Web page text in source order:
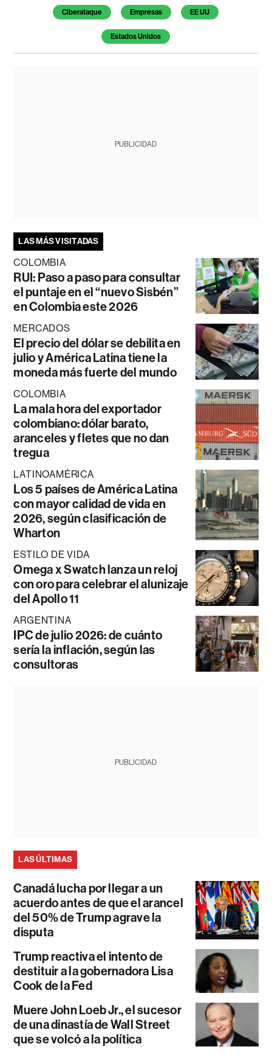
Ciberataque Empresas EE UU
Estados Unidos
PUBLICIDAD
LAS MÁS VISITADAS
COLOMBIA
RUI: Paso a paso para consultar
el puntaje en el “nuevo Sisbén”
en Colombia este 2026
MERCADOS
El precio del dólar se debilita en
julio y América Latina tiene la
moneda más fuerte del mundo
COLOMBIA
La mala hora del exportador
colombiano: dólar barato,
aranceles y fletes que no dan
tregua
LATINOAMÉRICA
Los 5 países de América Latina
con mayor calidad de vida en
2026, según clasificación de
Wharton
ESTILO DE VIDA
Omega x Swatch lanza un reloj
con oro para celebrar el alunizaje
del Apollo 11
ARGENTINA
IPC de julio 2026: de cuánto
sería la inflación, según las
consultoras
PUBLICIDAD
LAS ÚLTIMAS
Canadá lucha por llegar a un
acuerdo antes de que el arancel
del 50% de Trump agrave la
disputa
Trump reactiva el intento de
destituir a la gobernadora Lisa
Cook de la Fed
Muere John Loeb Jr., el sucesor
de una dinastía de Wall Street
que se volcó a la política